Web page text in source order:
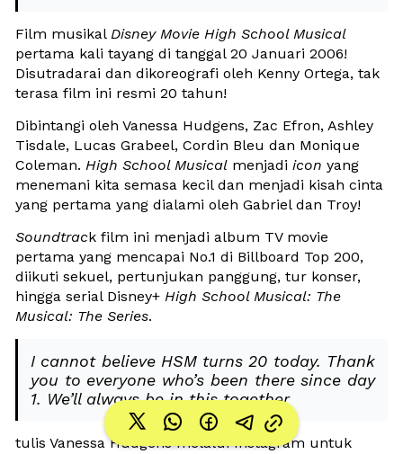
Film musikal
Disney Movie High School Musical
pertama kali tayang di tanggal 20 Januari 2006!
Disutradarai dan dikoreografi oleh Kenny Ortega, tak
terasa film ini resmi 20 tahun!
Dibintangi oleh Vanessa Hudgens, Zac Efron, Ashley
Tisdale, Lucas Grabeel, Cordin Bleu dan Monique
Coleman. High School Musical menjadi icon yang
menemani kita semasa kecil dan menjadi kisah cinta
yang pertama yang dialami oleh Gabriel dan Troy!
Soundtrack film ini menjadi album TV movie
pertama yang mencapai No.1 di Billboard Top 200,
diikuti sekuel, pertunjukan panggung, tur konser,
hingga serial Disney+ High School Musical: The
Musical: The Series.
I cannot believe HSM turns 20 today. Thank
you to everyone who’s been there since day
1. We’ll always be in this together
tulis Vanessa Hudgens melalui Instagram untuk